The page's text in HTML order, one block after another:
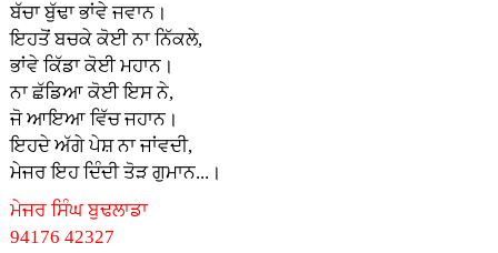
ਬੱਚਾ ਬੁੱਢਾ ਭਾਂਵੇ ਜਵਾਨ।
ਇਹਤੋਂ ਬਚਕੇ ਕੋਈ ਨਾ ਨਿੱਕਲੇ,
ਭਾਂਵੇ ਕਿੱਡਾ ਕੋਈ ਮਹਾਨ।
ਨਾ ਛੱਡਿਆ ਕੋਈ ਇਸ ਨੇ,
ਜੋ ਆਇਆ ਵਿੱਚ ਜਹਾਨ।
ਇਹਦੇ ਅੱਗੇ ਪੇਸ਼ ਨਾ ਜਾਂਵਦੀ,
ਮੇਜਰ ਇਹ ਦਿੰਦੀ ਤੋੜ ਗੁਮਾਨ...।
ਮੇਜਰ ਸਿੰਘ ਬੁਢਲਾਡਾ
94176 42327